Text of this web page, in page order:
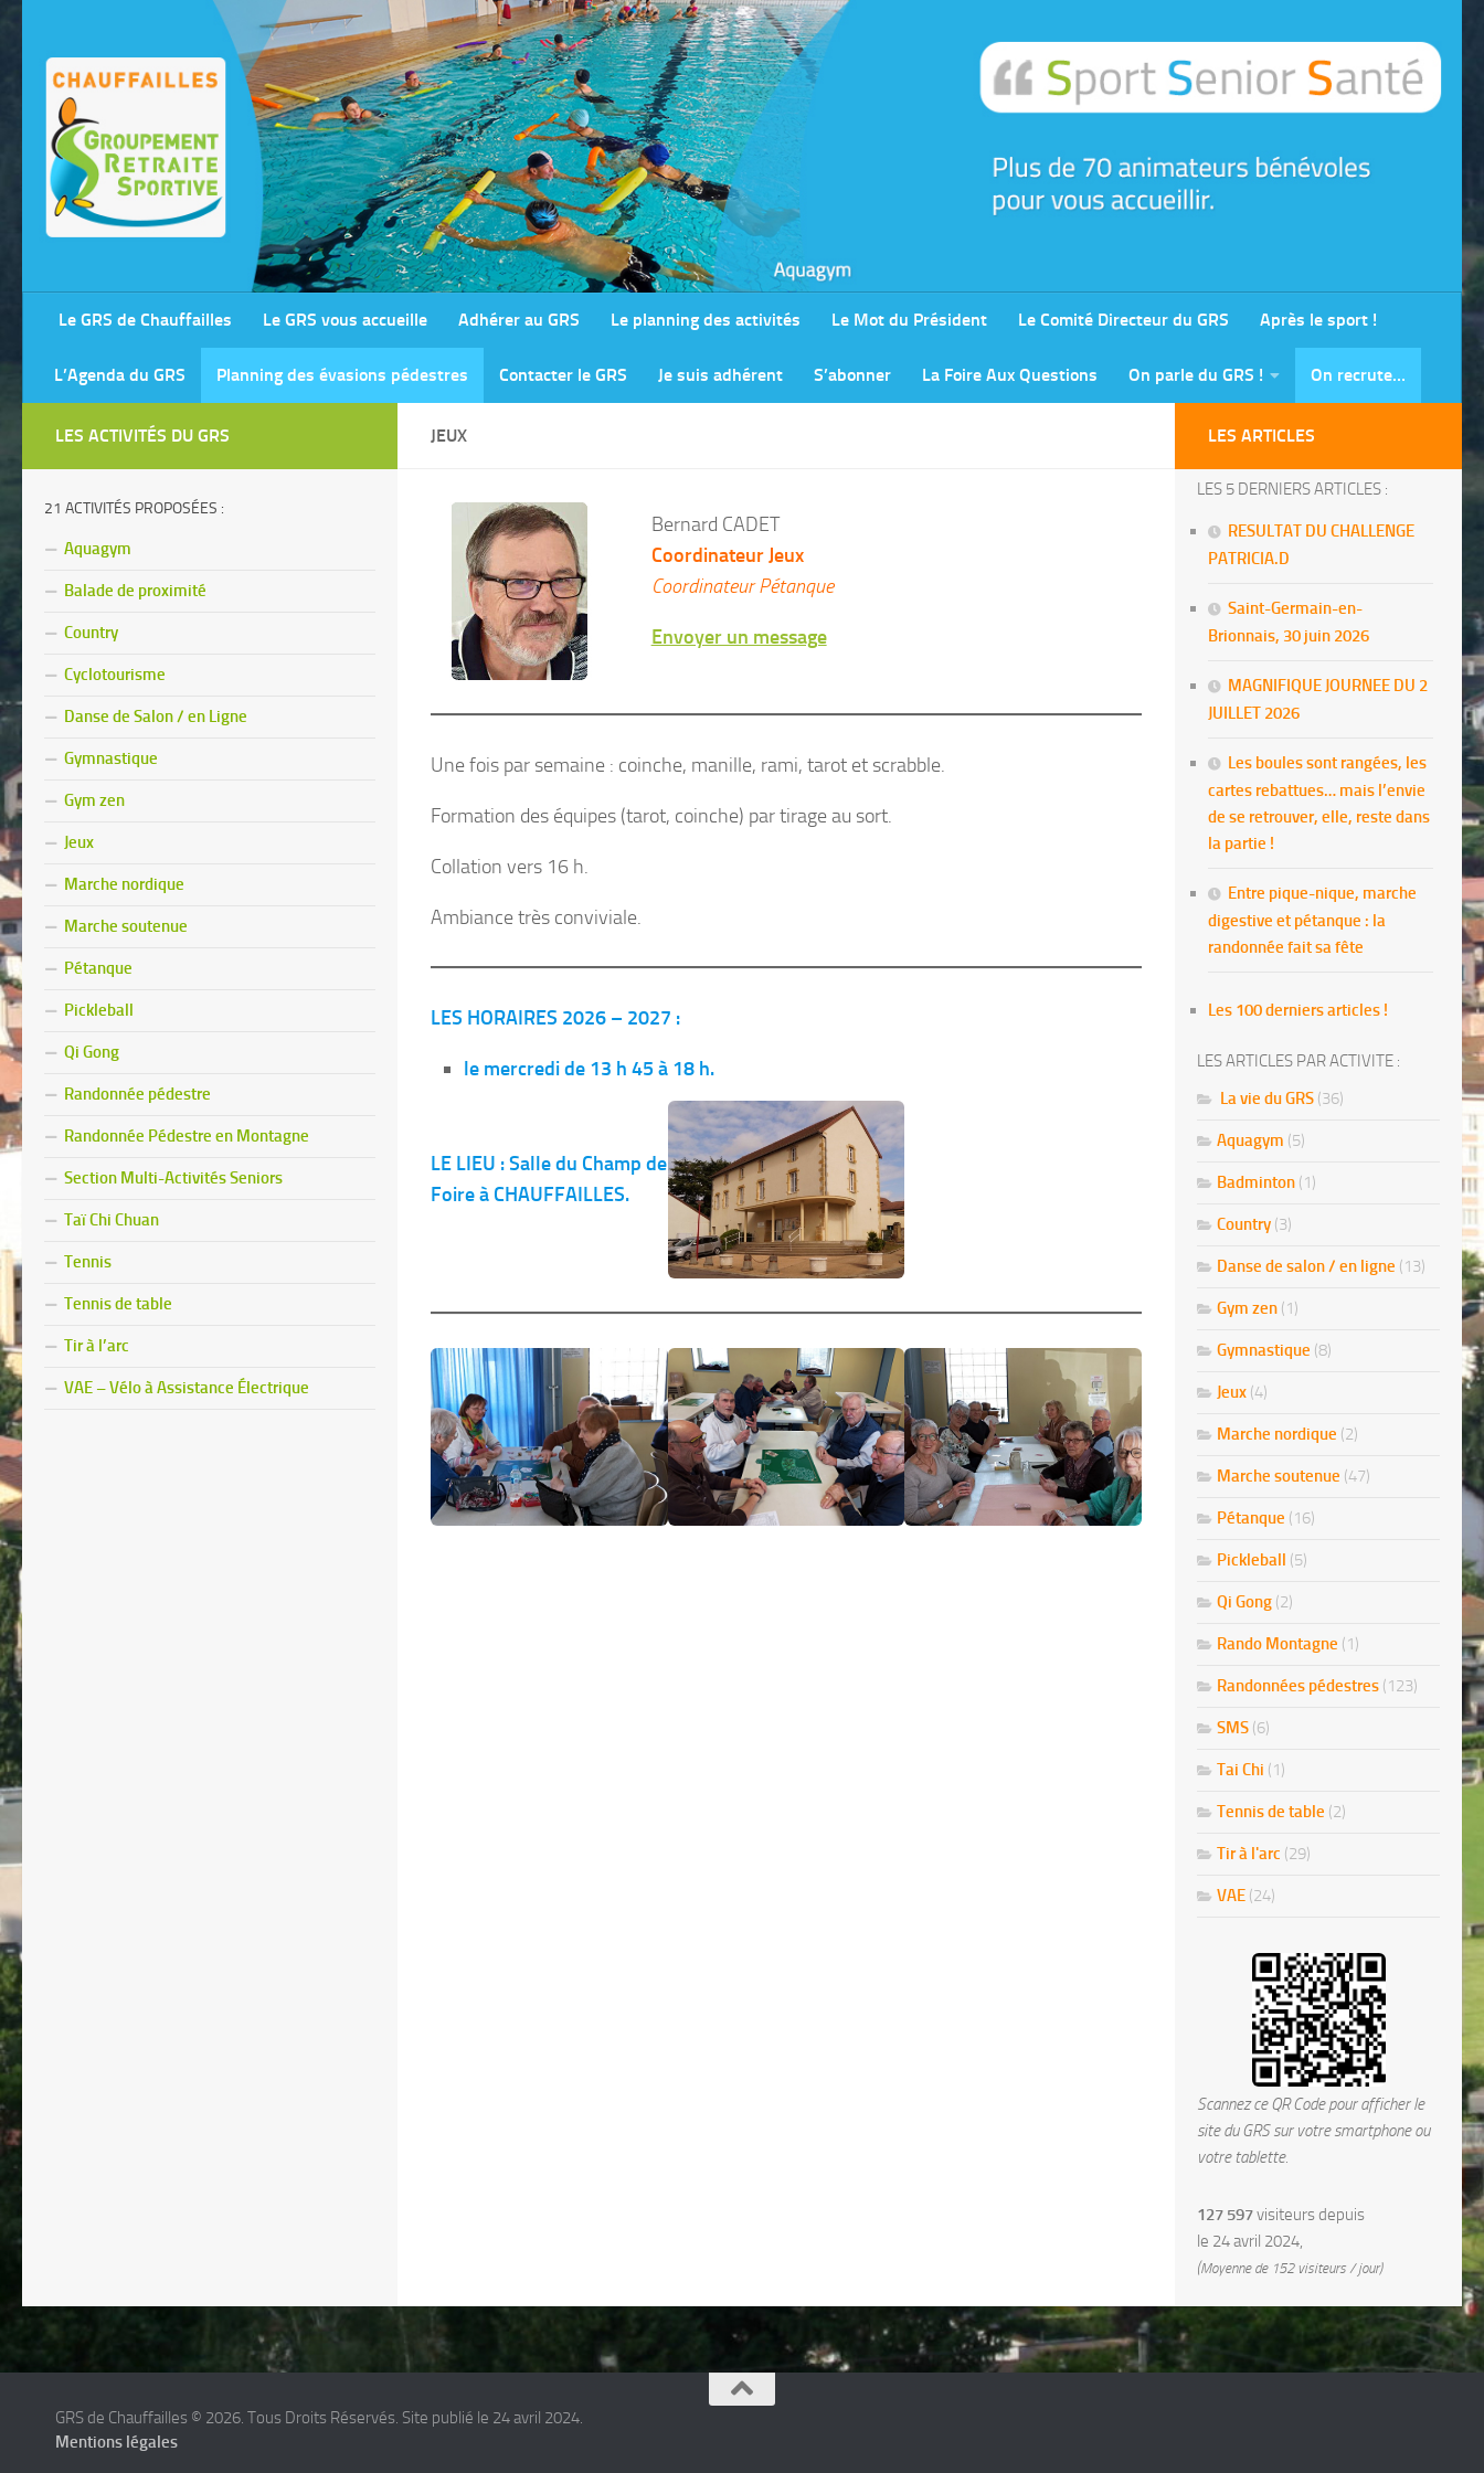
Le GRS de Chauffailles Le GRS vous accueille Adhérer au GRS Le planning des activités Le Mot du Président Le Comité Directeur du GRS Après le sport !
L’Agenda du GRS Planning des évasions pédestres Contacter le GRS Je suis adhérent S’abonner La Foire Aux Questions On parle du GRS ! On recrute…
JEUX
Bernard CADET
Coordinateur Jeux
Coordinateur Pétanque
Envoyer un message
Une fois par semaine : coinche, manille, rami, tarot et scrabble.
Formation des équipes (tarot, coinche) par tirage au sort.
Collation vers 16 h.
Ambiance très conviviale.
LES HORAIRES 2026 – 2027 :
le mercredi de 13 h 45 à 18 h.
LE LIEU : Salle du Champ de
Foire à CHAUFFAILLES.
LES ACTIVITÉS DU GRS
21 ACTIVITÉS PROPOSÉES :
Aquagym
Balade de proximité
Country
Cyclotourisme
Danse de Salon / en Ligne
Gymnastique
Gym zen
Jeux
Marche nordique
Marche soutenue
Pétanque
Pickleball
Qi Gong
Randonnée pédestre
Randonnée Pédestre en Montagne
Section Multi-Activités Seniors
Taï Chi Chuan
Tennis
Tennis de table
Tir à l’arc
VAE – Vélo à Assistance Électrique
LES ARTICLES
LES 5 DERNIERS ARTICLES :
RESULTAT DU CHALLENGE
PATRICIA.D
Saint-Germain-en-
Brionnais, 30 juin 2026
MAGNIFIQUE JOURNEE DU 2
JUILLET 2026
Les boules sont rangées, les
cartes rebattues… mais l’envie
de se retrouver, elle, reste dans
la partie !
Entre pique-nique, marche
digestive et pétanque : la
randonnée fait sa fête
Les 100 derniers articles !
LES ARTICLES PAR ACTIVITE :
La vie du GRS (36)
Aquagym (5)
Badminton (1)
Country (3)
Danse de salon / en ligne (13)
Gym zen (1)
Gymnastique (8)
Jeux (4)
Marche nordique (2)
Marche soutenue (47)
Pétanque (16)
Pickleball (5)
Qi Gong (2)
Rando Montagne (1)
Randonnées pédestres (123)
SMS (6)
Tai Chi (1)
Tennis de table (2)
Tir à l'arc (29)
VAE (24)
Scannez ce QR Code pour afficher le
site du GRS sur votre smartphone ou
votre tablette.
127 597visiteurs depuis
le 24 avril 2024,
(Moyenne de 152 visiteurs / jour)
GRS de Chauffailles © 2026. Tous Droits Réservés. Site publié le 24 avril 2024.
Mentions légales